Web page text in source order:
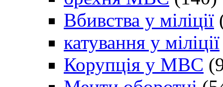
Вбивства у міліції
катування у міліції
Корупція у МВС